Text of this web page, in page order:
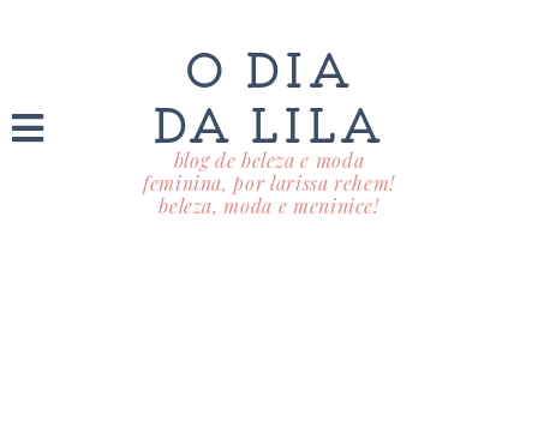
O DIA
DA LILA
blog de beleza e moda
feminina, por larissa rehem!
beleza, moda e meninice!